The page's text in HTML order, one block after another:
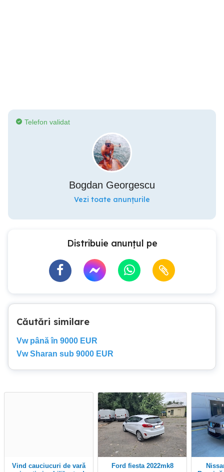
Telefon validat
Bogdan Georgescu
Vezi toate anunțurile
Distribuie anunțul pe
Căutări similare
Vw până în 9000 EUR
Vw Sharan sub 9000 EUR
Vind cauciucuri de vară
Ford fiesta 2022mk8
Nissan Qashqai 2.0